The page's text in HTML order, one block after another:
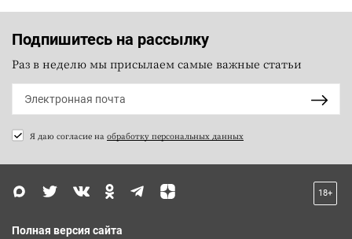
Подпишитесь на рассылку
Раз в неделю мы присылаем самые важные статьи
Я даю согласие на обработку персональных данных
18+
Полная версия сайта